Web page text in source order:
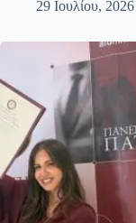
29 Ιουλίου, 2026